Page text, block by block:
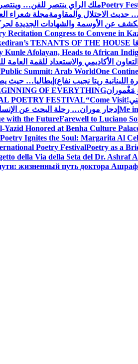
Poetryملك الراي ينتصر للفن…
حديث الاحتلال والمقاومةمجلة شعراء
عن الأوسمة والشهادات الجديدة
Recitation Congress to Convene in
TENANTS OF THE HOUSE
Kunle Afolayan, Heads to African
الأكاديمي والاستعداد للقمة العامة
Public Summit: Arab WorldOne
ريتا نجيب نفاع) إيطاليا… حيث
مَغْمورانOF EVERYTHING
POETRY FESTIVAL“Come Visit
Me إدجار موران… رحلة البحث عن
with the FutureFarewell to Luciano
Honored at Benha Culture
Poetry Ignites the Soul: Margarita Al
Poetry FestivalPoetry as a
della Via della Seta del Dr. Ashraf
жизненный путь доктора